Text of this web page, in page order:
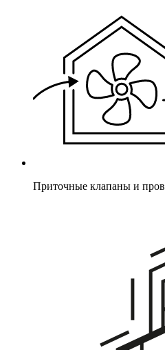
Приточные клапаны и